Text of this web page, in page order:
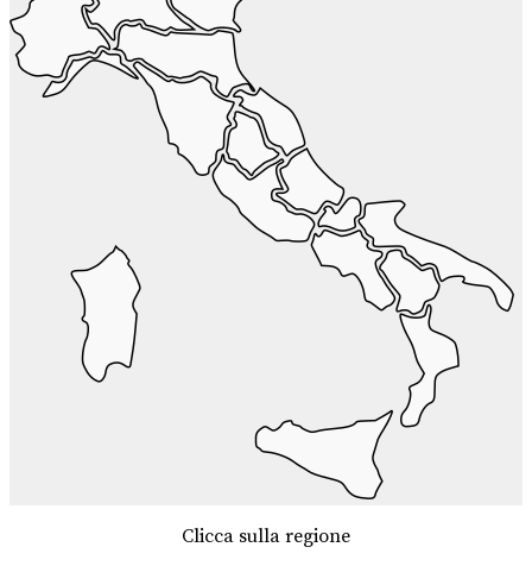
Clicca sulla regione